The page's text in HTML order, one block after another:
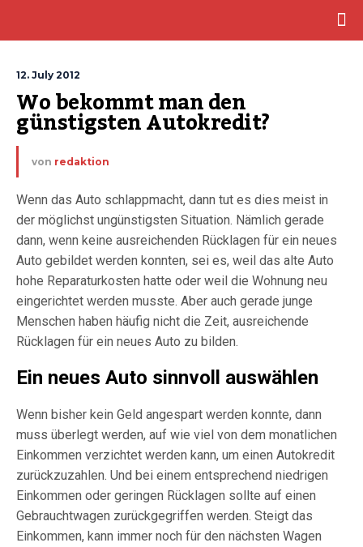
12. July 2012
Wo bekommt man den
günstigsten Autokredit?
von redaktion
Wenn das Auto schlappmacht, dann tut es dies meist in
der möglichst ungünstigsten Situation. Nämlich gerade
dann, wenn keine ausreichenden Rücklagen für ein neues
Auto gebildet werden konnten, sei es, weil das alte Auto
hohe Reparaturkosten hatte oder weil die Wohnung neu
eingerichtet werden musste. Aber auch gerade junge
Menschen haben häufig nicht die Zeit, ausreichende
Rücklagen für ein neues Auto zu bilden.
Ein neues Auto sinnvoll auswählen
Wenn bisher kein Geld angespart werden konnte, dann
muss überlegt werden, auf wie viel von dem monatlichen
Einkommen verzichtet werden kann, um einen Autokredit
zurückzuzahlen. Und bei einem entsprechend niedrigen
Einkommen oder geringen Rücklagen sollte auf einen
Gebrauchtwagen zurückgegriffen werden. Steigt das
Einkommen, kann immer noch für den nächsten Wagen